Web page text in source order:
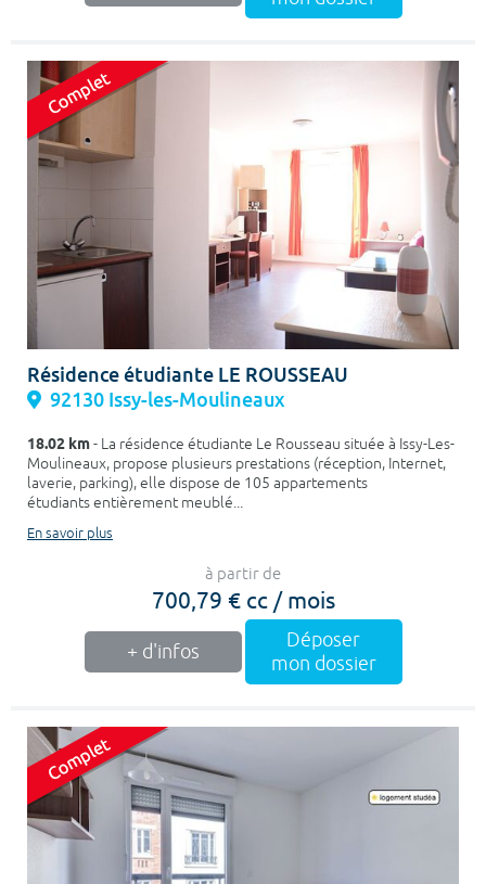
Résidence étudiante LE ROUSSEAU
92130 Issy-les-Moulineaux
18.02 km- La résidence étudiante Le Rousseau située à Issy-Les-
Moulineaux, propose plusieurs prestations (réception, Internet,
laverie, parking), elle dispose de 105 appartements
étudiants entièrement meublé...
En savoir plus
à partir de
700,79 € cc / mois
+ d'infos
Déposer
mon dossier